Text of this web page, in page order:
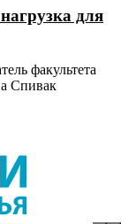
для
факультета
Спивак